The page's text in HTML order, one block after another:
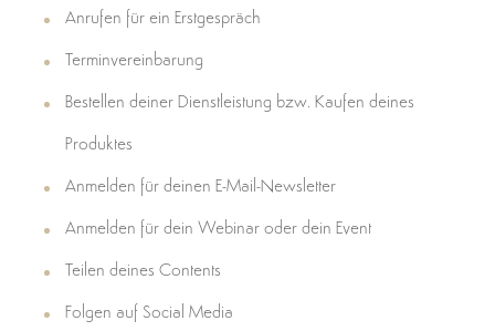
Anrufen für ein Erstgespräch
Terminvereinbarung
Bestellen deiner Dienstleistung bzw. Kaufen deines
Produktes
Anmelden für deinen E-Mail-Newsletter
Anmelden für dein Webinar oder dein Event
Teilen deines Contents
Folgen auf Social Media